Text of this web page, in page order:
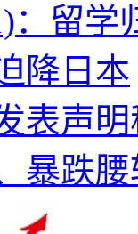
：留学
降日本
表声
暴跌